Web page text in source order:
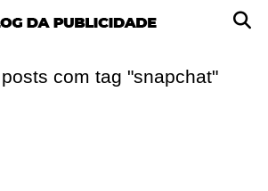
com tag "snapchat"